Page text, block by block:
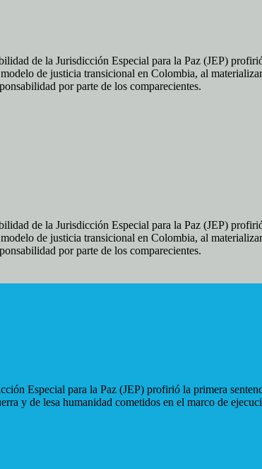
de la Jurisdicción Especial para la Paz (JEP)
de justicia transicional en Colombia, al
por parte de los comparecientes.
de la Jurisdicción Especial para la Paz (JEP)
de justicia transicional en Colombia, al
por parte de los comparecientes.
Especial para la Paz (JEP) profirió la primera
y de lesa humanidad cometidos en el marco de